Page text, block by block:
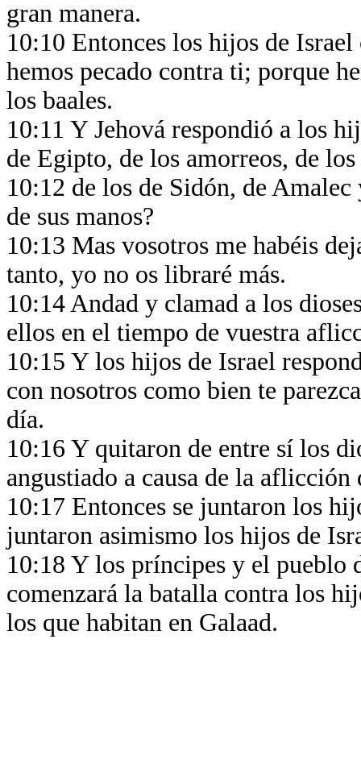
gran manera.
10:10 Entonces los hijos de
hemos pecado contra ti; porque
los baales.
10:11 Y Jehová respondió a los
de Egipto, de los amorreos, de
10:12 de los de Sidón, de
de sus manos?
10:13 Mas vosotros me habéis
tanto, yo no os libraré más.
10:14 Andad y clamad a los
ellos en el tiempo de vuestra
10:15 Y los hijos de Israel
con nosotros como bien te
día.
10:16 Y quitaron de entre sí los
angustiado a causa de la
10:17 Entonces se juntaron los
juntaron asimismo los hijos de
10:18 Y los príncipes y el pueblo
comenzará la batalla contra los
los que habitan en Galaad.